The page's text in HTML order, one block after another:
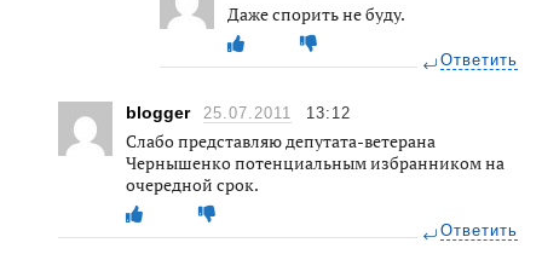
Даже спорить не буду.
Ответить
blogger 25.07.2011 13:12
Слабо представляю депутата-ветерана
Чернышенко потенциальным избранником на
очередной срок.
Ответить